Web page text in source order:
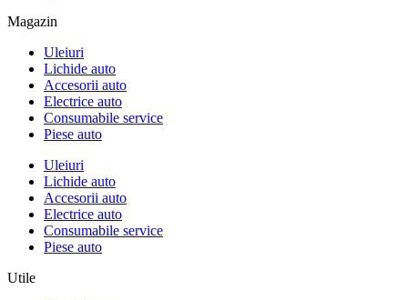
Magazin
Uleiuri
Lichide auto
Accesorii auto
Electrice auto
Consumabile service
Piese auto
Uleiuri
Lichide auto
Accesorii auto
Electrice auto
Consumabile service
Piese auto
Utile